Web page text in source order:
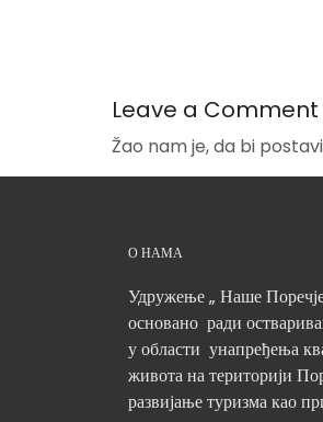
Leave a Comment
Žao nam je, da bi
О НАМА
Удружење „ Наше
основано ради
у области унапређења
живота на територији
развијање туризма као